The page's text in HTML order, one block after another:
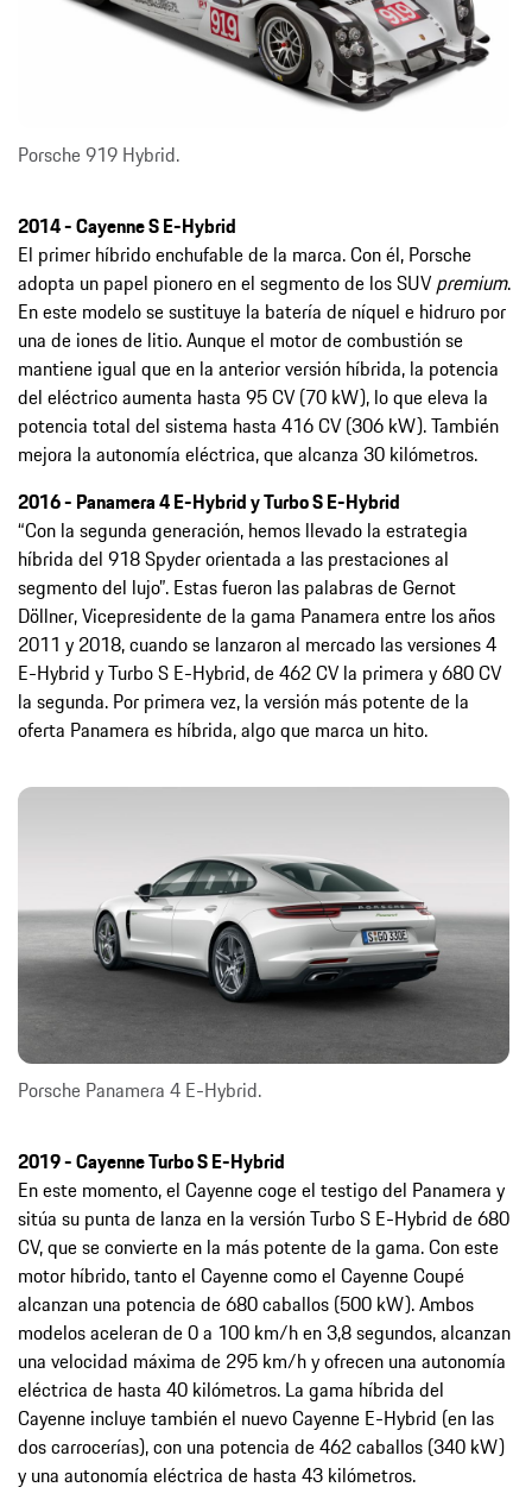
Porsche 919 Hybrid.
2014 - Cayenne S E-Hybrid
El primer híbrido enchufable de la marca. Con él, Porsche
adopta un papel pionero en el segmento de los SUVpremium.
En este modelo se sustituye la batería de níquel e hidruro por
una de iones de litio. Aunque el motor de combustión se
mantiene igual que en la anterior versión híbrida, la potencia
del eléctrico aumenta hasta 95 CV (70 kW), lo que eleva la
potencia total del sistema hasta 416 CV (306 kW). También
mejora la autonomía eléctrica, que alcanza 30 kilómetros.
2016 - Panamera 4 E-Hybrid y Turbo S E-Hybrid
“Con la segunda generación, hemos llevado la estrategia
híbrida del 918 Spyder orientada a las prestaciones al
segmento del lujo”. Estas fueron las palabras de Gernot
Döllner, Vicepresidente de la gama Panamera entre los años
2011 y 2018, cuando se lanzaron al mercado las versiones 4
E-Hybrid y Turbo S E-Hybrid, de 462 CV la primera y 680 CV
la segunda. Por primera vez, la versión más potente de la
oferta Panamera es híbrida, algo que marca un hito.
Porsche Panamera 4 E-Hybrid.
2019 - Cayenne Turbo S E-Hybrid
En este momento, el Cayenne coge el testigo del Panamera y
sitúa su punta de lanza en la versión Turbo S E-Hybrid de 680
CV, que se convierte en la más potente de la gama. Con este
motor híbrido, tanto el Cayenne como el Cayenne Coupé
alcanzan una potencia de 680 caballos (500 kW). Ambos
modelos aceleran de 0 a 100 km/h en 3,8 segundos, alcanzan
una velocidad máxima de 295 km/h y ofrecen una autonomía
eléctrica de hasta 40 kilómetros. La gama híbrida del
Cayenne incluye también el nuevo Cayenne E-Hybrid (en las
dos carrocerías), con una potencia de 462 caballos (340 kW)
y una autonomía eléctrica de hasta 43 kilómetros.